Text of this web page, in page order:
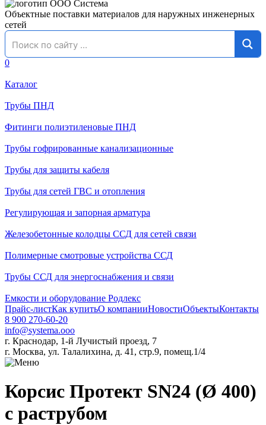
Объектные поставки материалов для наружных инженерных
сетей
0
Каталог
Трубы ПНД
Фитинги полиэтиленовые ПНД
Трубы гофрированные канализационные
Трубы для защиты кабеля
Трубы для сетей ГВС и отопления
Регулирующая и запорная арматура
Железобетонные колодцы ССД для сетей связи
Полимерные смотровые устройства ССД
Трубы ССД для энергоснабжения и связи
Емкости и оборудование Родлекс
Прайс-листКак купитьО компанииНовостиОбъектыКонтакты
8 900 270-60-20
info@systema.ooo
г. Краснодар, 1-й Лучистый проезд, 7
г. Москва, ул. Талалихина, д. 41, стр.9, помещ.1/4
Корсис Протект SN24 (Ø 400)
с раструбом